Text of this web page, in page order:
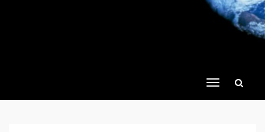
Toggle
navigation